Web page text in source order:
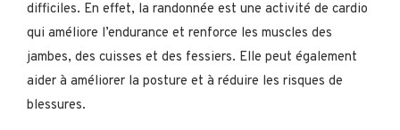
difficiles. En effet, la randonnée est une activité de cardio
qui améliore l’endurance et renforce les muscles des
jambes, des cuisses et des fessiers. Elle peut également
aider à améliorer la posture et à réduire les risques de
blessures.